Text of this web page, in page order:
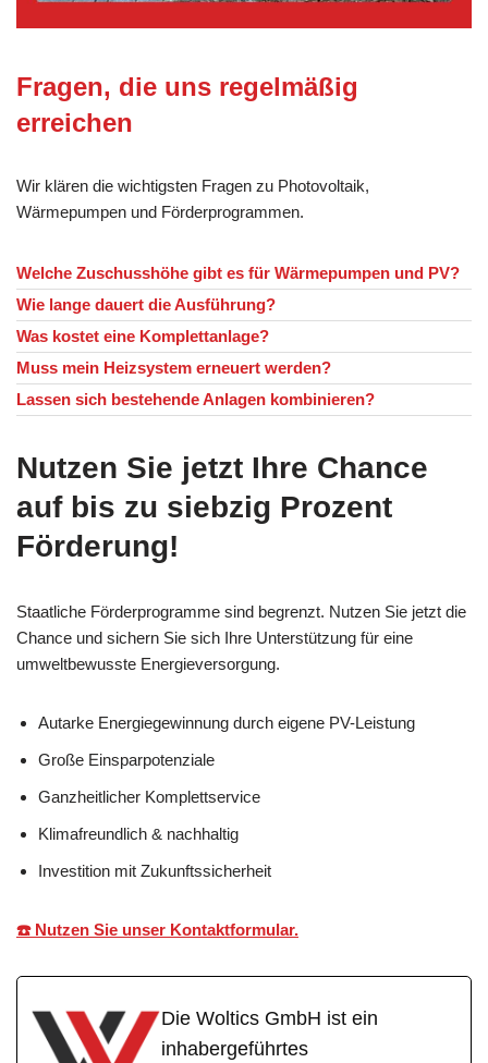
Fragen, die uns regelmäßig
erreichen
Wir klären die wichtigsten Fragen zu Photovoltaik,
Wärmepumpen und Förderprogrammen.
Welche Zuschusshöhe gibt es für Wärmepumpen und PV?
Wie lange dauert die Ausführung?
Was kostet eine Komplettanlage?
Muss mein Heizsystem erneuert werden?
Lassen sich bestehende Anlagen kombinieren?
Nutzen Sie jetzt Ihre Chance
auf bis zu siebzig Prozent
Förderung!
Staatliche Förderprogramme sind begrenzt. Nutzen Sie jetzt die
Chance und sichern Sie sich Ihre Unterstützung für eine
umweltbewusste Energieversorgung.
Autarke Energiegewinnung durch eigene PV-Leistung
Große Einsparpotenziale
Ganzheitlicher Komplettservice
Klimafreundlich & nachhaltig
Investition mit Zukunftssicherheit
☎️ Nutzen Sie unser Kontaktformular.
Die Woltics GmbH ist ein
inhabergeführtes